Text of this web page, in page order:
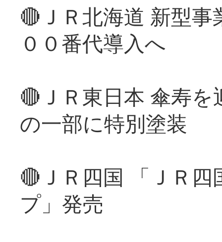
🔴ＪＲ北海道 新型
００番代導入へ
🔴ＪＲ東日本 傘寿
の一部に特別塗装
🔴ＪＲ四国 「ＪＲ
プ」発売